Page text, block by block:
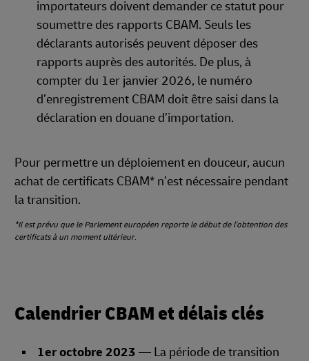
importateurs doivent demander ce statut pour
soumettre des rapports CBAM. Seuls les
déclarants autorisés peuvent déposer des
rapports auprès des autorités. De plus, à
compter du 1er janvier 2026, le numéro
d’enregistrement CBAM doit être saisi dans la
déclaration en douane d’importation.
Pour permettre un déploiement en douceur, aucun
achat de certificats CBAM* n’est nécessaire pendant
la transition.
*Il est prévu que le Parlement européen reporte le début de l'obtention des
certificats à un moment ultérieur.
Calendrier CBAM et délais clés
1er octobre 2023 — La période de transition